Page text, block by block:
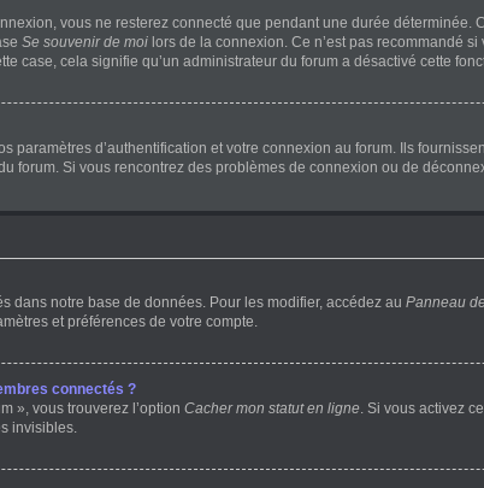
vous ne resterez connecté que pendant une durée déterminée.
Se souvenir de moilors de la connexion. Ce n’est pas recommandé
case, cela signifie qu’un administrateur du forum a désactivé cette
paramètres d’authentification et votre connexion au forum. Ils
forum. Si vous rencontrez des problèmes de connexion ou de
dans notre base de données. Pour les modifier, accédez au Panneau
et préférences de votre compte.
connectés ?
», vous trouverez l’option Cacher mon statut en ligne. Si vous activez
invisibles.